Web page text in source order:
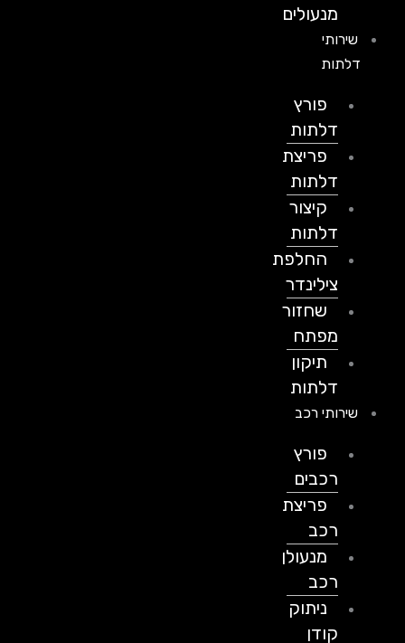
מנעולים
שירותי
דלתות
פורץ
דלתות
פריצת
דלתות
קיצור
דלתות
החלפת
צילינדר
שחזור
מפתח
תיקון
דלתות
שירותי רכב
פורץ
רכבים
פריצת
מנעולן
ניתוק